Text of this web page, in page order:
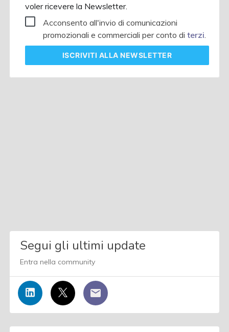
voler ricevere la Newsletter.
Acconsento all'invio di comunicazioni
promozionali e commerciali per conto diterzi.
ISCRIVITI ALLA NEWSLETTER
Segui gli ultimi update
Entra nella community